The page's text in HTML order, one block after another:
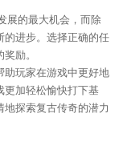
展的最大机会，而除
的进步。选择正确的任
励。
助玩家在游戏中更好地
更加轻松愉快打下基
探索复古传奇的潜力